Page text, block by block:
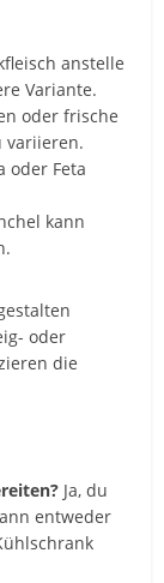
anstelle
Variante.
oder frische
variieren.
oder Feta
kann
oder
die
Ja, du
entweder